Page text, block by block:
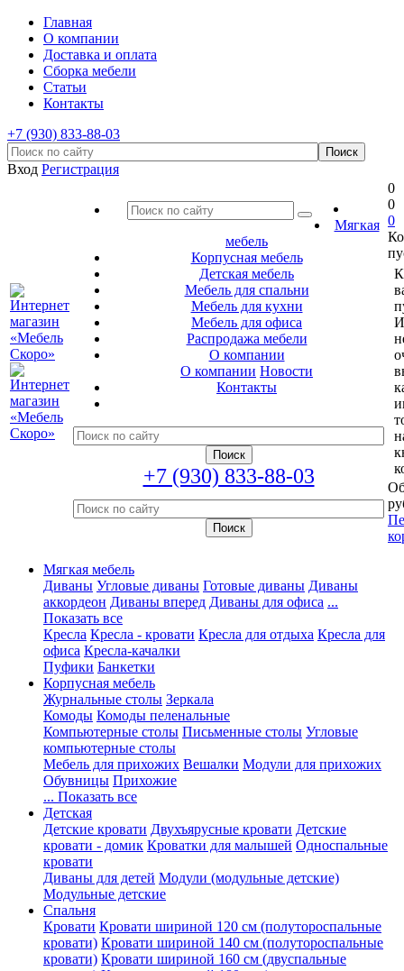
Главная
О компании
Доставка и оплата
Сборка мебели
Статьи
Контакты
+7 (930) 833-88-03
Вход Регистрация
Мягкая
мебель
Корпусная мебель
Детская мебель
Мебель для спальни
Мебель для кухни
Мебель для офиса
Распродажа мебели
О компании
О компании Новости
Контакты
+7 (930) 833-88-03
0
0
0
Мягкая мебель
Диваны Угловые диваны Готовые диваны Диваны
аккордеон Диваны вперед Диваны для офиса ...
Показать все
Кресла Кресла - кровати Кресла для отдыха Кресла для
офиса Кресла-качалки
Пуфики Банкетки
Корпусная мебель
Журнальные столы Зеркала
Комоды Комоды пеленальные
Компьютерные столы Письменные столы Угловые
компьютерные столы
Мебель для прихожих Вешалки Модули для прихожих
Обувницы Прихожие
... Показать все
Детская
Детские кровати Двухъярусные кровати Детские
кровати - домик Кроватки для малышей Односпальные
кровати
Диваны для детей Модули (модульные детские)
Модульные детские
Спальня
Кровати Кровати шириной 120 см (полутороспальные
кровати) Кровати шириной 140 см (полутороспальные
кровати) Кровати шириной 160 см (двуспальные